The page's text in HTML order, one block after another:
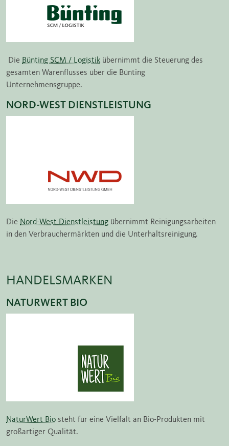
Die Bünting SCM / Logistik übernimmt die Steuerung des
gesamten Warenflusses über die Bünting
Unternehmensgruppe.
NORD-WEST DIENSTLEISTUNG
Die Nord-West Dienstleistung übernimmt Reinigungsarbeiten
in den Verbrauchermärkten und die Unterhaltsreinigung.
HANDELSMARKEN
NATURWERT BIO
NaturWert Bio steht für eine Vielfalt an Bio-Produkten mit
großartiger Qualität.